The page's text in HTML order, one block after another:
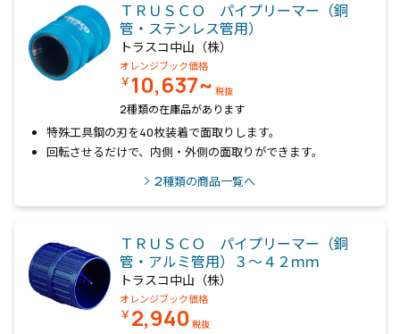
ＴＲＵＳＣＯ パイプリーマー（銅
管・ステンレス管用）
トラスコ中山（株）
オレンジブック価格
￥10,637~ 税抜
2種類の在庫品があります
特殊工具鋼の刃を40枚装着で面取りします。
回転させるだけで、内側・外側の面取りができます。
2種類の商品一覧へ
ＴＲＵＳＣＯ パイプリーマー（銅
管・アルミ管用）３～４２ｍｍ
トラスコ中山（株）
オレンジブック価格
￥2,940 税抜